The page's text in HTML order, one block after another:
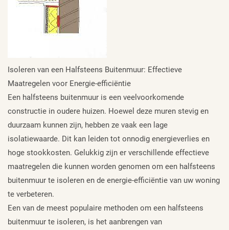
Isoleren van een Halfsteens Buitenmuur: Effectieve
Maatregelen voor Energie-efficiëntie
Een halfsteens buitenmuur is een veelvoorkomende
constructie in oudere huizen. Hoewel deze muren stevig en
duurzaam kunnen zijn, hebben ze vaak een lage
isolatiewaarde. Dit kan leiden tot onnodig energieverlies en
hoge stookkosten. Gelukkig zijn er verschillende effectieve
maatregelen die kunnen worden genomen om een halfsteens
buitenmuur te isoleren en de energie-efficiëntie van uw woning
te verbeteren.
Een van de meest populaire methoden om een halfsteens
buitenmuur te isoleren, is het aanbrengen van